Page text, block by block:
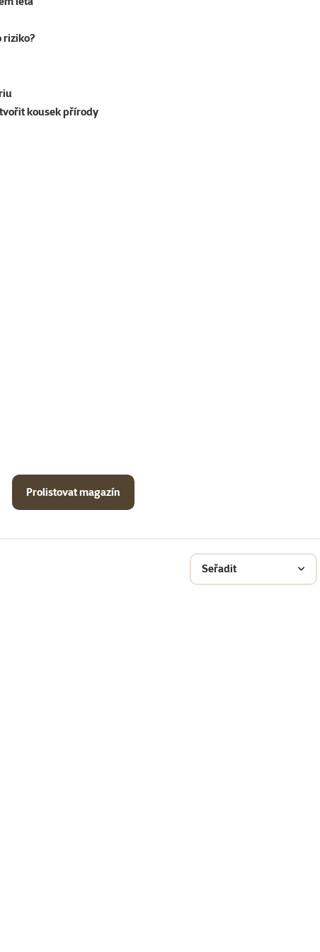
riziko?
kousek přírody
Prolistovat magazín
Seřadit